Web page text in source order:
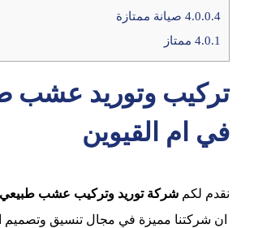
4.0.0.4 صيانة ممتازة
4.0.1 ممتاز
تركيب وتوريد عشب
في ام القيوين
نقدم لكمشركة توريد وتركيب عشب طبيعي
ان شركتنا مميزة في مجال تنسيق وتصميم